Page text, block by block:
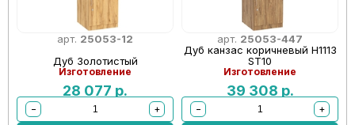
арт. 25053-12
Дуб Золотистый
Изготовление
28 077 р.
−
+
арт. 25053-447
Дуб канзас коричневый Н1113
ST10
Изготовление
39 308 р.
−
+